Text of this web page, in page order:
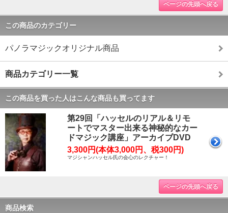
ページの先頭へ戻る
この商品のカテゴリー
パノラマジックオリジナル商品
商品カテゴリー一覧
この商品を買った人はこんな商品も買ってます
第29回「ハッセルのリアル＆リモ
ートでマスター出来る神秘的なカー
ドマジック講座」アーカイブDVD
3,300円(本体3,000円、税300円)
マジシャンハッセル氏の会心のレクチャー！
ページの先頭へ戻る
商品検索